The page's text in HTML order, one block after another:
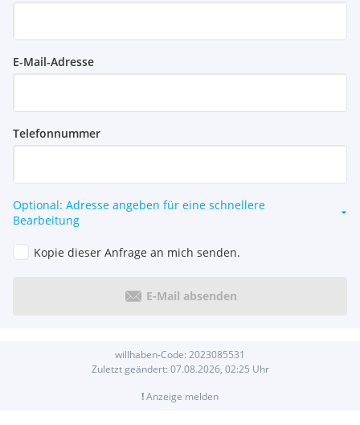
E-Mail-Adresse
Telefonnummer
Optional: Adresse angeben für eine schnellere
Bearbeitung
Kopie dieser Anfrage an mich senden.
E-Mail absenden
willhaben-Code: 2023085531
Zuletzt geändert: 07.08.2026, 02:25 Uhr
!Anzeige melden